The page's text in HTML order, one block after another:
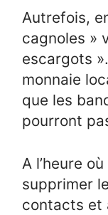
Autrefois,
cagnoles »
escargots
monnaie
que les
pourront
A l’heure
supprimer
contacts et